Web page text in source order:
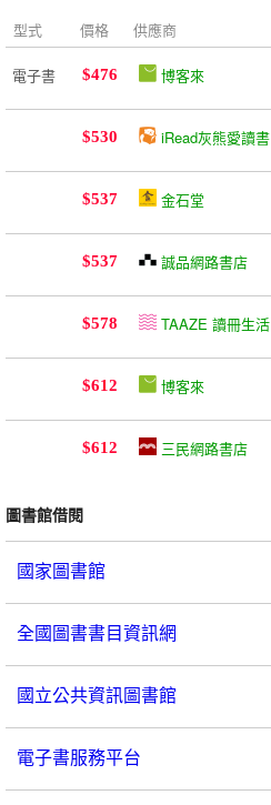
型式 價格 供應商
電子書 $476 博客來
$530 iRead灰熊愛讀書
$537 金石堂
$537 誠品網路書店
$578 TAAZE 讀冊生活
$612 博客來
$612 三民網路書店
圖書館借閱
國家圖書館
全國圖書書目資訊網
國立公共資訊圖書館
電子書服務平台